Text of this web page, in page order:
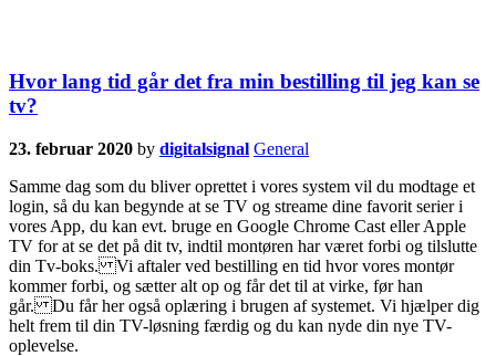
Hvor lang tid går det fra min bestilling til jeg kan se
tv?
23. februar 2020 by digitalsignal General
Samme dag som du bliver oprettet i vores system vil du modtage et
login, så du kan begynde at se TV og streame dine favorit serier i
vores App, du kan evt. bruge en Google Chrome Cast eller Apple
TV for at se det på dit tv, indtil montøren har været forbi og tilslutte
din Tv-boks. Vi aftaler ved bestilling en tid hvor vores montør
kommer forbi, og sætter alt op og får det til at virke, før han
går. Du får her også oplæring i brugen af systemet. Vi hjælper dig
helt frem til din TV-løsning færdig og du kan nyde din nye TV-
oplevelse.